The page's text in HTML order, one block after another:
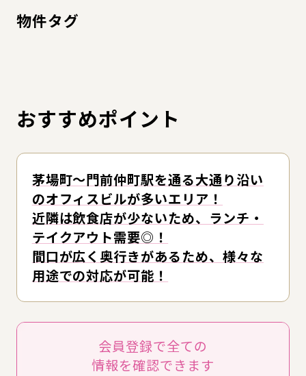
物件タグ
おすすめポイント
茅場町～門前仲町駅を通る大通り沿い
のオフィスビルが多いエリア！
近隣は飲食店が少ないため、ランチ・
テイクアウト需要◎！
間口が広く奥行きがあるため、様々な
用途での対応が可能！
会員登録で全ての
情報を確認できます